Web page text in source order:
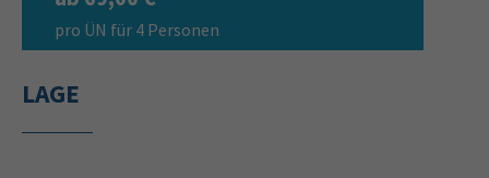
pro ÜN für 4 Personen
LAGE